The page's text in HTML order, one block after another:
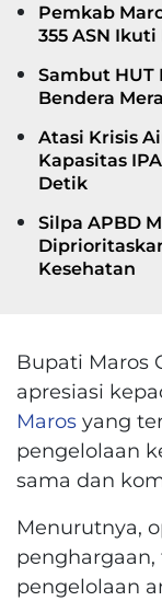
Pemkab
355 ASN
Sambut HUT
Bendera
Atasi Krisis
Kapasitas
Detik
Silpa APBD
Kesehatan
Bupati Maros
apresiasi
Maros yang
pengelolaan
sama dan
Menurutnya,
pengelolaan